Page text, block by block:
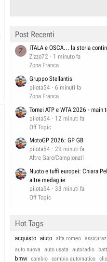
Post Recenti
Z
ITALA e OSCA... la storia
Zizzo72
1 minuto fa
Zona Franca
Gruppo Stellantis
pilota54
6 minuti fa
Zona Franca
Tornei ATP e WTA 2026 - main
pilota54
12 minuti fa
Off Topic
MotoGP 2026: GP GB
pilota54
29 minuti fa
Altre Gare/Campionati
Nuoto e tuffi europei: Chiara
altre medaglie
pilota54
33 minuti fa
Off Topic
Hot Tags
acquisto aiuto alfa romeo
auto nuova auto usata autoradio
bmw cambio cambio automatico clio